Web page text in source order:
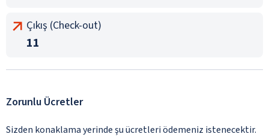
Çıkış (Check-out)
11
Zorunlu Ücretler
Sizden konaklama yerinde şu ücretleri ödemeniz istenecektir.